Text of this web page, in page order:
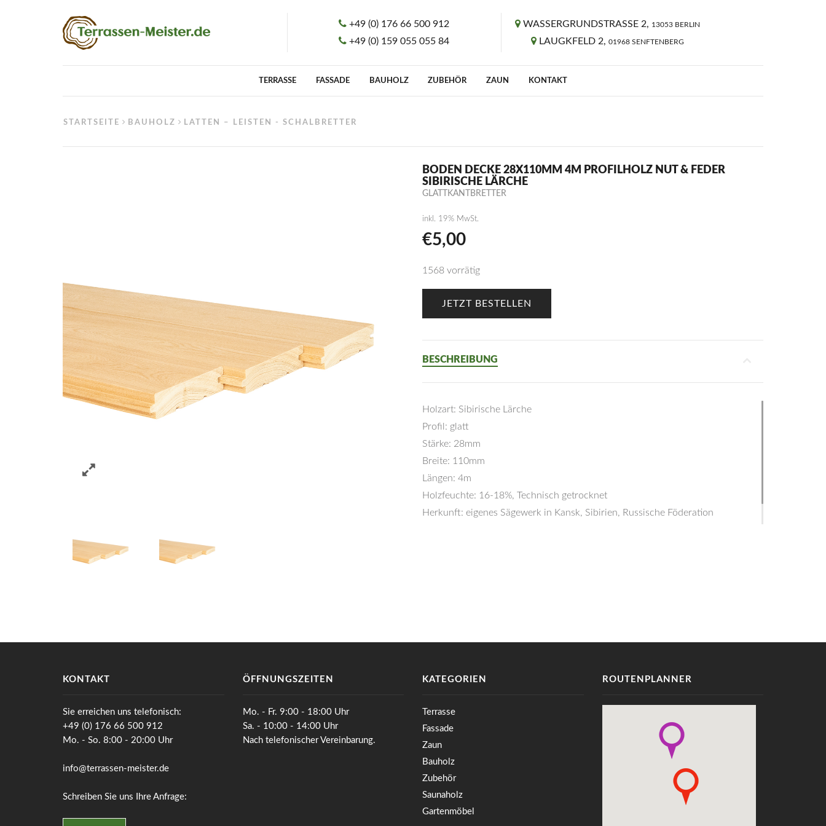
+49 (0) 176 66 500 912
+49 (0) 159 055 055 84
WASSERGRUNDSTRASSE 2, 13053 BERLIN
LAUGKFELD 2,01968 SENFTENBERG
TERRASSE FASSADE BAUHOLZ ZUBEHÖR ZAUN KONTAKT
STARTSEITE BAUHOLZ LATTEN – LEISTEN - SCHALBRETTER
BODEN DECKE 28X110MM 4M PROFILHOLZ NUT & FEDER
SIBIRISCHE LÄRCHE
GLATTKANTBRETTER
inkl. 19% MwSt.
€5,00
1568 vorrätig
JETZT BESTELLEN
BESCHREIBUNG
Holzart: Sibirische Lärche
Profil: glatt
Stärke: 28mm
Breite: 110mm
Längen: 4m
Holzfeuchte: 16-18%, Technisch getrocknet
Herkunft: eigenes Sägewerk in Kansk, Sibirien, Russische Föderation
KONTAKT
Sie erreichen uns telefonisch:
+49 (0) 176 66 500 912
Mo. - So. 8:00 - 20:00 Uhr
info@terrassen-meister.de
Schreiben Sie uns Ihre Anfrage:
ÖFFNUNGSZEITEN
Mo. - Fr. 9:00 - 18:00 Uhr
Sa. - 10:00 - 14:00 Uhr
Nach telefonischer Vereinbarung.
KATEGORIEN
Terrasse
Fassade
Zaun
Bauholz
Zubehör
Saunaholz
Gartenmöbel
ROUTENPLANNER